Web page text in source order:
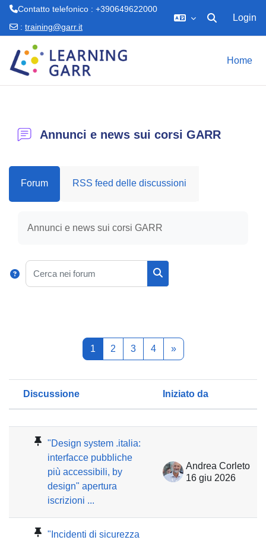
Contatto telefonico : +390649622000
: training@garr.it Attiva/
Login
Home
Annunci e news sui corsi GARR
Forum RSS feed delle discussioni
Annunci e news sui corsi GARR
Cerca nei forum
Cerca nei forum
1 Pagina 1
2Pagina 2
3Pagina 3
4Pagina 4
»Pagina successiva
Stato
Discussione Iniziato da
"Design system .italia:
interfacce pubbliche
più accessibili, by
design" apertura
iscrizioni ...
Andrea Corleto
16 giu 2026
"Incidenti di sicurezza